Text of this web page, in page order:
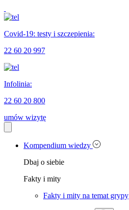
Covid-19: testy i szczepienia:
22 60 20 997
Infolinia:
22 60 20 800
umów wizytę
Kompendium wiedzy
Dbaj o siebie
Fakty i mity
Fakty i mity na temat grypy